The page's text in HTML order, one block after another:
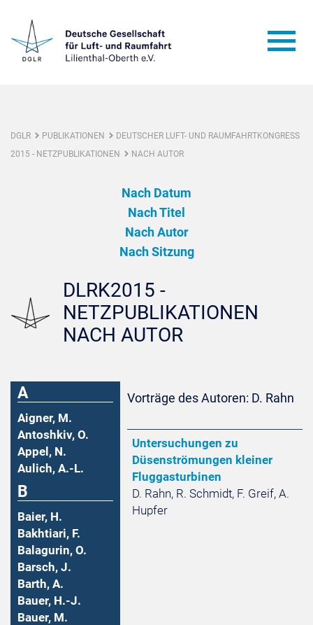
DGLR PUBLIKATIONEN
DEUTSCHER LUFT- UND RAUMFAHRTKONGRESS
2015 - NETZPUBLIKATIONEN
NACH AUTOR
Nach Datum
Nach Titel
Nach Autor
Nach Sitzung
DLRK2015 -
NETZPUBLIKATIONEN
NACH AUTOR
A
Aigner, M.
Antoshkiv, O.
Appel, N.
Aulich, A.-L.
B
Baier, H.
Bakhtiari, F.
Balagurin, O.
Barsch, J.
Barth, A.
Bauer, H.-J.
Bauer, M.
Vorträge des Autoren: D. Rahn
Untersuchungen zu
Düsenströmungen kleiner
Fluggasturbinen
D. Rahn, R. Schmidt, F. Greif, A.
Hupfer